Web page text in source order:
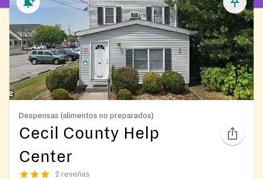
Despensas (alimentos no preparados)
Cecil County Help
Center
2 reseñas